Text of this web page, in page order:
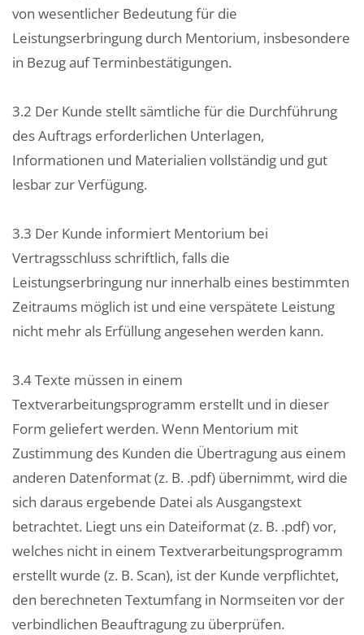
von wesentlicher Bedeutung für die
Leistungserbringung durch Mentorium, insbesondere
in Bezug auf Terminbestätigungen.
3.2 Der Kunde stellt sämtliche für die Durchführung
des Auftrags erforderlichen Unterlagen,
Informationen und Materialien vollständig und gut
lesbar zur Verfügung.
3.3 Der Kunde informiert Mentorium bei
Vertragsschluss schriftlich, falls die
Leistungserbringung nur innerhalb eines bestimmten
Zeitraums möglich ist und eine verspätete Leistung
nicht mehr als Erfüllung angesehen werden kann.
3.4 Texte müssen in einem
Textverarbeitungsprogramm erstellt und in dieser
Form geliefert werden. Wenn Mentorium mit
Zustimmung des Kunden die Übertragung aus einem
anderen Datenformat (z. B. .pdf) übernimmt, wird die
sich daraus ergebende Datei als Ausgangstext
betrachtet. Liegt uns ein Dateiformat (z. B. .pdf) vor,
welches nicht in einem Textverarbeitungsprogramm
erstellt wurde (z. B. Scan), ist der Kunde verpflichtet,
den berechneten Textumfang in Normseiten vor der
verbindlichen Beauftragung zu überprüfen.